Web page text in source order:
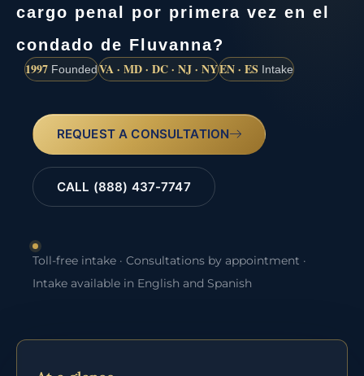
cargo penal por primera vez en el
condado de Fluvanna?
1997 FoundedVA · MD · DC · NJ · NYEN · ES Intake
REQUEST A CONSULTATION
CALL (888) 437-7747
Toll-free intake · Consultations by appointment ·
Intake available in English and Spanish